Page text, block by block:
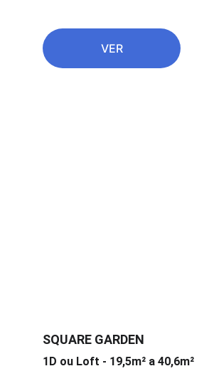
VER
SQUARE GARDEN
1D ou Loft - 19,5m² a 40,6m²